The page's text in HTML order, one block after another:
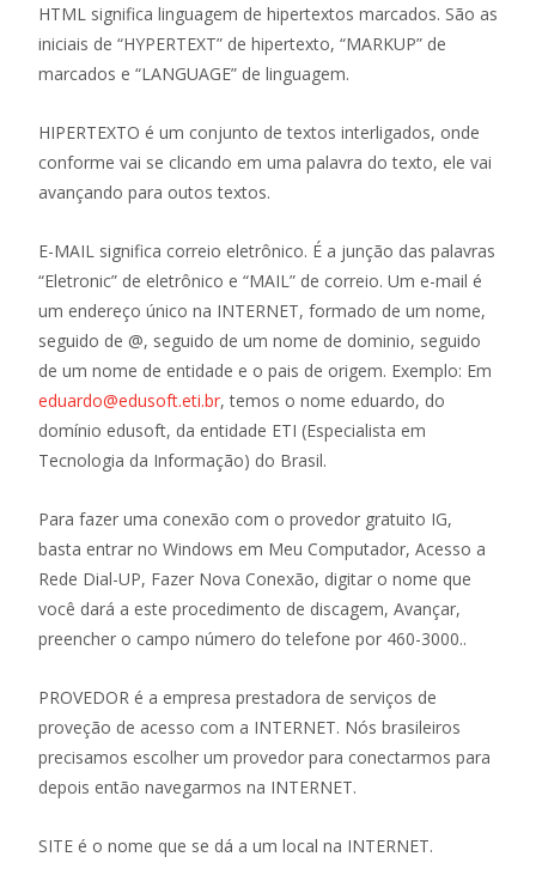
HTML significa linguagem de hipertextos marcados. São as
iniciais de “HYPERTEXT” de hipertexto, “MARKUP” de
marcados e “LANGUAGE” de linguagem.
HIPERTEXTO é um conjunto de textos interligados, onde
conforme vai se clicando em uma palavra do texto, ele vai
avançando para outos textos.
E-MAIL significa correio eletrônico. É a junção das palavras
“Eletronic” de eletrônico e “MAIL” de correio. Um e-mail é
um endereço único na INTERNET, formado de um nome,
seguido de @, seguido de um nome de dominio, seguido
de um nome de entidade e o pais de origem. Exemplo: Em
eduardo@edusoft.eti.br, temos o nome eduardo, do
domínio edusoft, da entidade ETI (Especialista em
Tecnologia da Informação) do Brasil.
Para fazer uma conexão com o provedor gratuito IG,
basta entrar no Windows em Meu Computador, Acesso a
Rede Dial-UP, Fazer Nova Conexão, digitar o nome que
você dará a este procedimento de discagem, Avançar,
preencher o campo número do telefone por 460-3000..
PROVEDOR é a empresa prestadora de serviços de
proveção de acesso com a INTERNET. Nós brasileiros
precisamos escolher um provedor para conectarmos para
depois então navegarmos na INTERNET.
SITE é o nome que se dá a um local na INTERNET.